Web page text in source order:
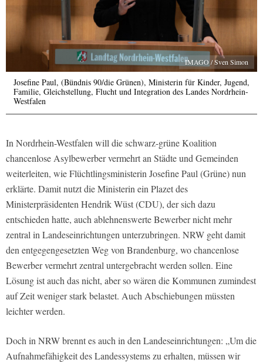
IMAGO / Sven Simon
Josefine Paul, (Bündnis 90/die Grünen), Ministerin für Kinder, Jugend,
Familie, Gleichstellung, Flucht und Integration des Landes Nordrhein-
Westfalen
In Nordrhein-Westfalen will die schwarz-grüne Koalition
chancenlose Asylbewerber vermehrt an Städte und Gemeinden
weiterleiten, wie Flüchtlingsministerin Josefine Paul (Grüne) nun
erklärte. Damit nutzt die Ministerin ein Plazet des
Ministerpräsidenten Hendrik Wüst (CDU), der sich dazu
entschieden hatte, auch ablehnenswerte Bewerber nicht mehr
zentral in Landeseinrichtungen unterzubringen. NRW geht damit
den entgegengesetzten Weg von Brandenburg, wo chancenlose
Bewerber vermehrt zentral untergebracht werden sollen. Eine
Lösung ist auch das nicht, aber so wären die Kommunen zumindest
auf Zeit weniger stark belastet. Auch Abschiebungen müssten
leichter werden.
Doch in NRW brennt es auch in den Landeseinrichtungen: „Um die
Aufnahmefähigkeit des Landessystems zu erhalten, müssen wir